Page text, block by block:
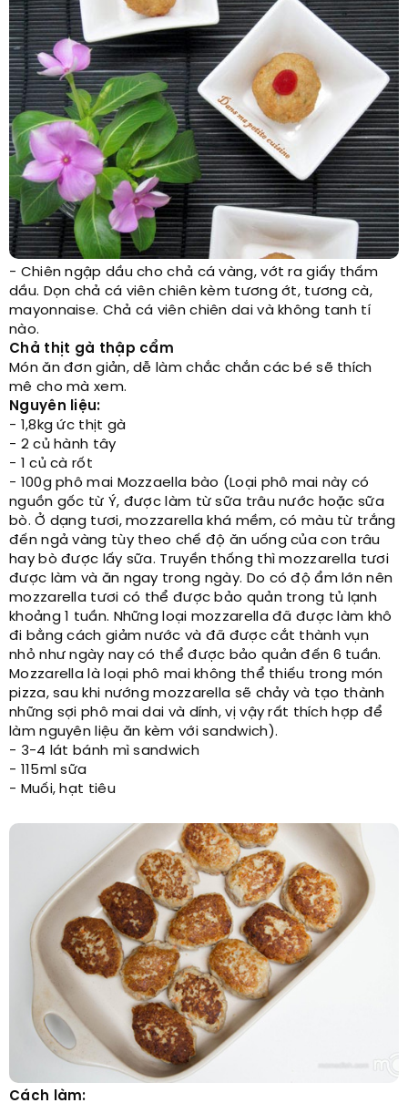
- Chiên ngập dầu cho chả cá vàng, vớt ra giấy thấm
dầu. Dọn chả cá viên chiên kèm tương ớt, tương cà,
mayonnaise. Chả cá viên chiên dai và không tanh tí
nào.
Chả thịt gà thập cẩm
Món ăn đơn giản, dễ làm chắc chắn các bé sẽ thích
mê cho mà xem.
Nguyên liệu:
- 1,8kg ức thịt gà
- 2 củ hành tây
- 1 củ cà rốt
- 100g phô mai Mozzaella bào (Loại phô mai này có
nguồn gốc từ Ý, được làm từ sữa trâu nước hoặc sữa
bò. Ở dạng tươi, mozzarella khá mềm, có màu từ trắng
đến ngả vàng tùy theo chế độ ăn uống của con trâu
hay bò được lấy sữa. Truyền thống thì mozzarella tươi
được làm và ăn ngay trong ngày. Do có độ ẩm lớn nên
mozzarella tươi có thể được bảo quản trong tủ lạnh
khoảng 1 tuần. Những loại mozzarella đã được làm khô
đi bằng cách giảm nước và đã được cắt thành vụn
nhỏ như ngày nay có thể được bảo quản đến 6 tuần.
Mozzarella là loại phô mai không thể thiếu trong món
pizza, sau khi nướng mozzarella sẽ chảy và tạo thành
những sợi phô mai dai và dính, vị vậy rất thích hợp để
làm nguyên liệu ăn kèm với sandwich).
- 3-4 lát bánh mì sandwich
- 115ml sữa
- Muối, hạt tiêu
Cách làm: